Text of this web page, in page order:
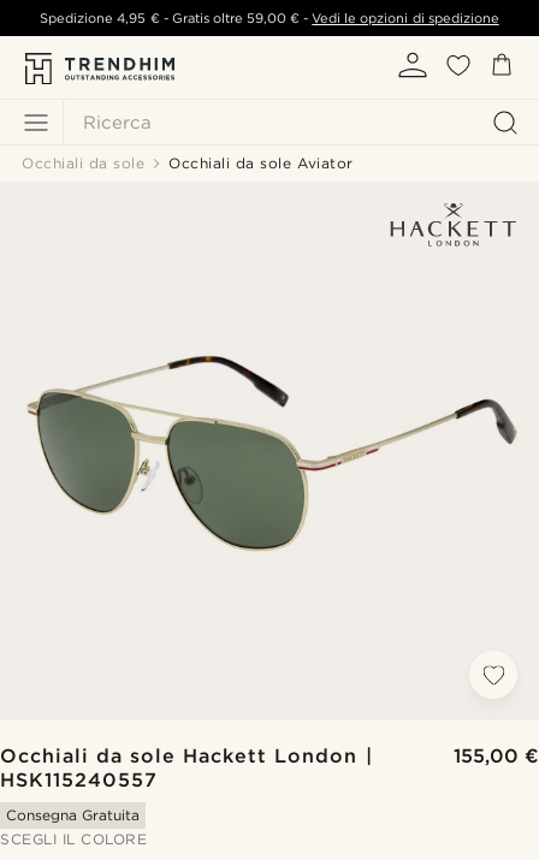
Ricerca
Spedizione4,95 €- Gratis oltre 59,00 € -Vedi le opzioni di spedizione
Occhiali da sole Occhiali da sole Aviator
Occhiali da sole Hackett London |
HSK115240557
155,00 €
Consegna Gratuita
SCEGLI IL COLORE